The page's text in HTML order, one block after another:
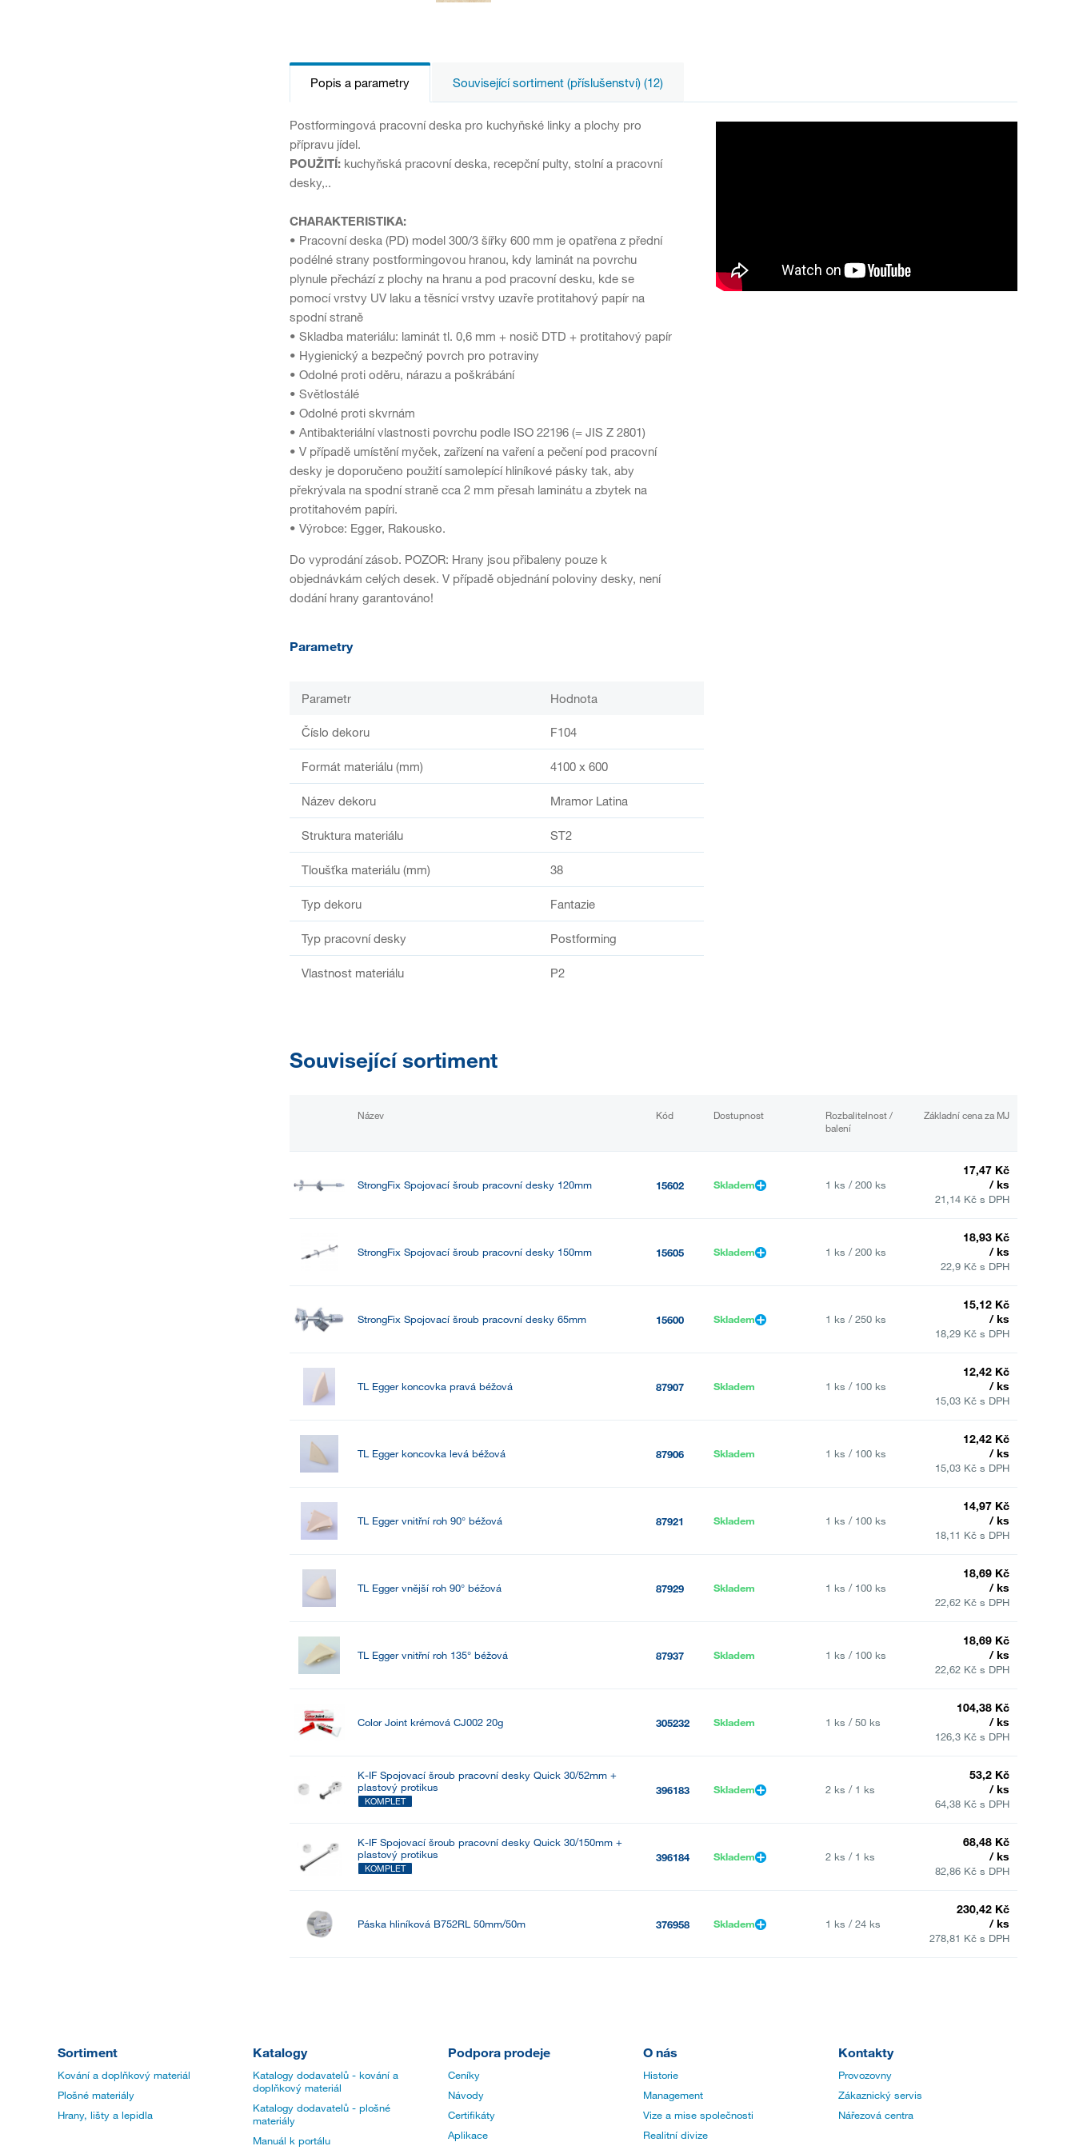
Popis a parametry Související sortiment (příslušenství) (12)
Postformingová pracovní deska pro kuchyňské linky a plochy pro
přípravu jídel.
POUŽITÍ: kuchyňská pracovní deska, recepční pulty, stolní a pracovní
desky,..
CHARAKTERISTIKA:
• Pracovní deska (PD) model 300/3 šířky 600 mm je opatřena z přední
podélné strany postformingovou hranou, kdy laminát na povrchu
plynule přechází z plochy na hranu a pod pracovní desku, kde se
pomocí vrstvy UV laku a těsnící vrstvy uzavře protitahový papír na
spodní straně
• Skladba materiálu: laminát tl. 0,6 mm + nosič DTD + protitahový papír
• Hygienický a bezpečný povrch pro potraviny
• Odolné proti oděru, nárazu a poškrábání
• Světlostálé
• Odolné proti skvrnám
• Antibakteriální vlastnosti povrchu podle ISO 22196 (= JIS Z 2801)
• V případě umístění myček, zařízení na vaření a pečení pod pracovní
desky je doporučeno použití samolepící hliníkové pásky tak, aby
překrývala na spodní straně cca 2 mm přesah laminátu a zbytek na
protitahovém papíri.
• Výrobce: Egger, Rakousko.
Do vyprodání zásob. POZOR: Hrany jsou přibaleny pouze k
objednávkám celých desek. V případě objednání poloviny desky, není
dodání hrany garantováno!
Parametry
Parametr Hodnota
Číslo dekoru F104
Formát materiálu (mm) 4100 x 600
Název dekoru Mramor Latina
Struktura materiálu ST2
Tloušťka materiálu (mm) 38
Typ dekoru Fantazie
Typ pracovní desky Postforming
Vlastnost materiálu P2
Související sortiment
Název Kód Dostupnost
Rozbalitelnost /
balení
Základní cena za MJ
StrongFix Spojovací šroub pracovní desky 120mm 15602 Skladem 1 ks / 200 ks
17,47 Kč
/ ks
21,14 Kč s DPH
StrongFix Spojovací šroub pracovní desky 150mm 15605 Skladem 1 ks / 200 ks
18,93 Kč
/ ks
22,9 Kč s DPH
StrongFix Spojovací šroub pracovní desky 65mm 15600 Skladem 1 ks / 250 ks
15,12 Kč
/ ks
18,29 Kč s DPH
TL Egger koncovka pravá béžová 87907 Skladem 1 ks / 100 ks
12,42 Kč
/ ks
15,03 Kč s DPH
TL Egger koncovka levá béžová 87906 Skladem 1 ks / 100 ks
12,42 Kč
/ ks
15,03 Kč s DPH
TL Egger vnitřní roh 90° béžová 87921 Skladem 1 ks / 100 ks
14,97 Kč
/ ks
18,11 Kč s DPH
TL Egger vnější roh 90° béžová 87929 Skladem 1 ks / 100 ks
18,69 Kč
/ ks
22,62 Kč s DPH
TL Egger vnitřní roh 135° béžová 87937 Skladem 1 ks / 100 ks
18,69 Kč
/ ks
22,62 Kč s DPH
Color Joint krémová CJ002 20g 305232 Skladem 1 ks / 50 ks
104,38 Kč
/ ks
126,3 Kč s DPH
K-IF Spojovací šroub pracovní desky Quick 30/52mm +
plastový protikus
KOMPLET
396183 Skladem 2 ks / 1 ks
53,2 Kč
/ ks
64,38 Kč s DPH
K-IF Spojovací šroub pracovní desky Quick 30/150mm +
plastový protikus
KOMPLET
396184 Skladem 2 ks / 1 ks
68,48 Kč
/ ks
82,86 Kč s DPH
Páska hliníková B752RL 50mm/50m 376958 Skladem 1 ks / 24 ks
230,42 Kč
/ ks
278,81 Kč s DPH
Sortiment
Kování a doplňkový materiál
Plošné materiály
Hrany, lišty a lepidla
Katalogy
Katalogy dodavatelů - kování a
doplňkový materiál
Katalogy dodavatelů - plošné
materiály
Manuál k portálu
Podpora prodeje
Ceníky
Návody
Certifikáty
Aplikace
O nás
Historie
Management
Vize a mise společnosti
Realitní divize
Kontakty
Provozovny
Zákaznický servis
Nářezová centra